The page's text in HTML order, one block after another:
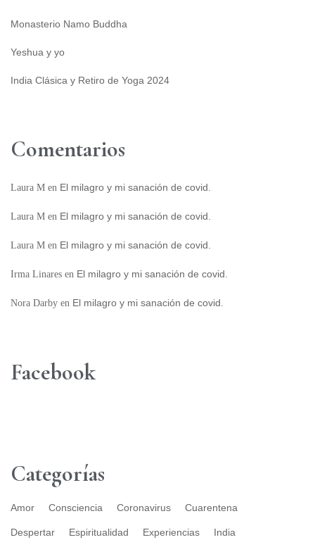
Monasterio Namo Buddha
Yeshua y yo
India Clásica y Retiro de Yoga 2024
Comentarios
Laura M en El milagro y mi sanación de covid.
Laura M en El milagro y mi sanación de covid.
Laura M en El milagro y mi sanación de covid.
Irma Linares en El milagro y mi sanación de covid.
Nora Darby en El milagro y mi sanación de covid.
Facebook
Categorías
Amor Consciencia Coronavirus Cuarentena
Despertar Espiritualidad Experiencias India